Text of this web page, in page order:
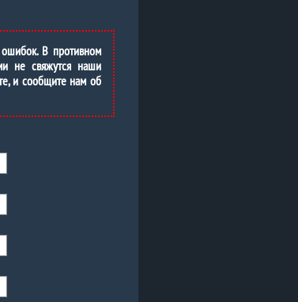
В противном
не свяжутся наши
и сообщите нам об